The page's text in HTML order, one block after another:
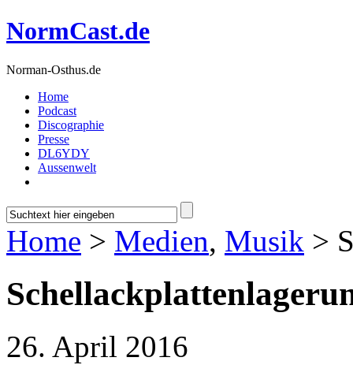
NormCast.de
Norman-Osthus.de
Home
Podcast
Discographie
Presse
DL6YDY
Aussenwelt
Home > Medien, Musik >
26. April 2016